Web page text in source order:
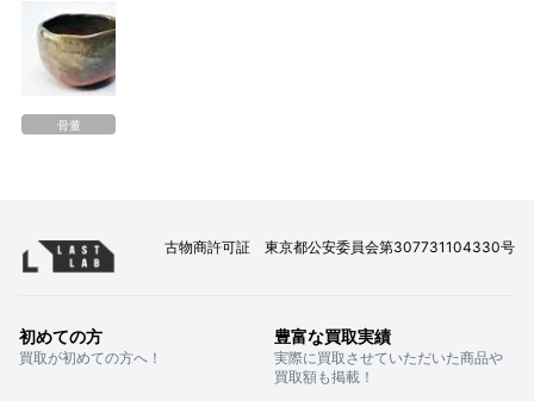
骨董
古物商許可証 東京都公安委員会第307731104330号
初めての方
買取が初めての方へ！
豊富な買取実績
実際に買取させていただいた商品や
買取額も掲載！